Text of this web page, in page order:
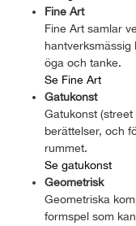
Fine Art
Fine Art samlar
öga och tanke.
Se Fine Art
Gatukonst
Gatukonst
berättelser, och
rummet.
Se gatukonst
Geometrisk
Geometriska
formspel som